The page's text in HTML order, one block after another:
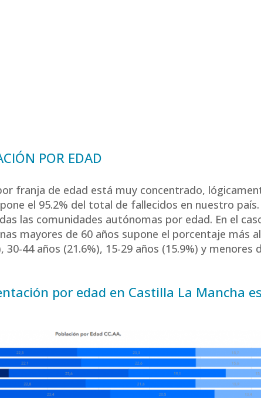
POR EDAD
franja de edad está muy concentrado,
el 95.2% del total de fallecidos en nuestro
las comunidades autónomas por edad. En el
mayores de 60 años supone el porcentaje más
44 años (21.6%), 15-29 años (15.9%) y menores
por edad en Castilla La Mancha